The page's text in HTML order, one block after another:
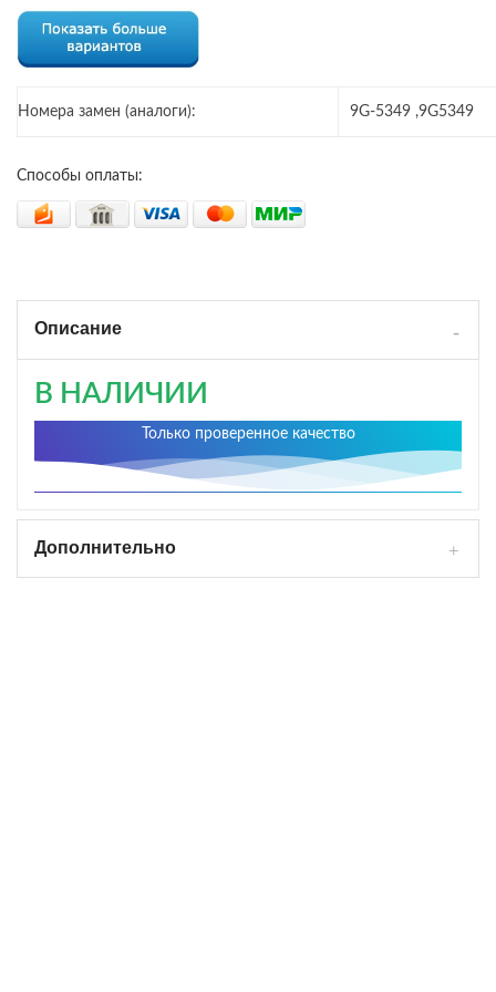
Номера замен (аналоги): 9G-5349 ,9G5349
Способы оплаты:
Описание
В НАЛИЧИИ
Только проверенное качество
Дополнительно